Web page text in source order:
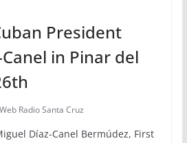
President
in Pinar del
Radio Santa Cruz
Díaz-Canel Bermúdez, First